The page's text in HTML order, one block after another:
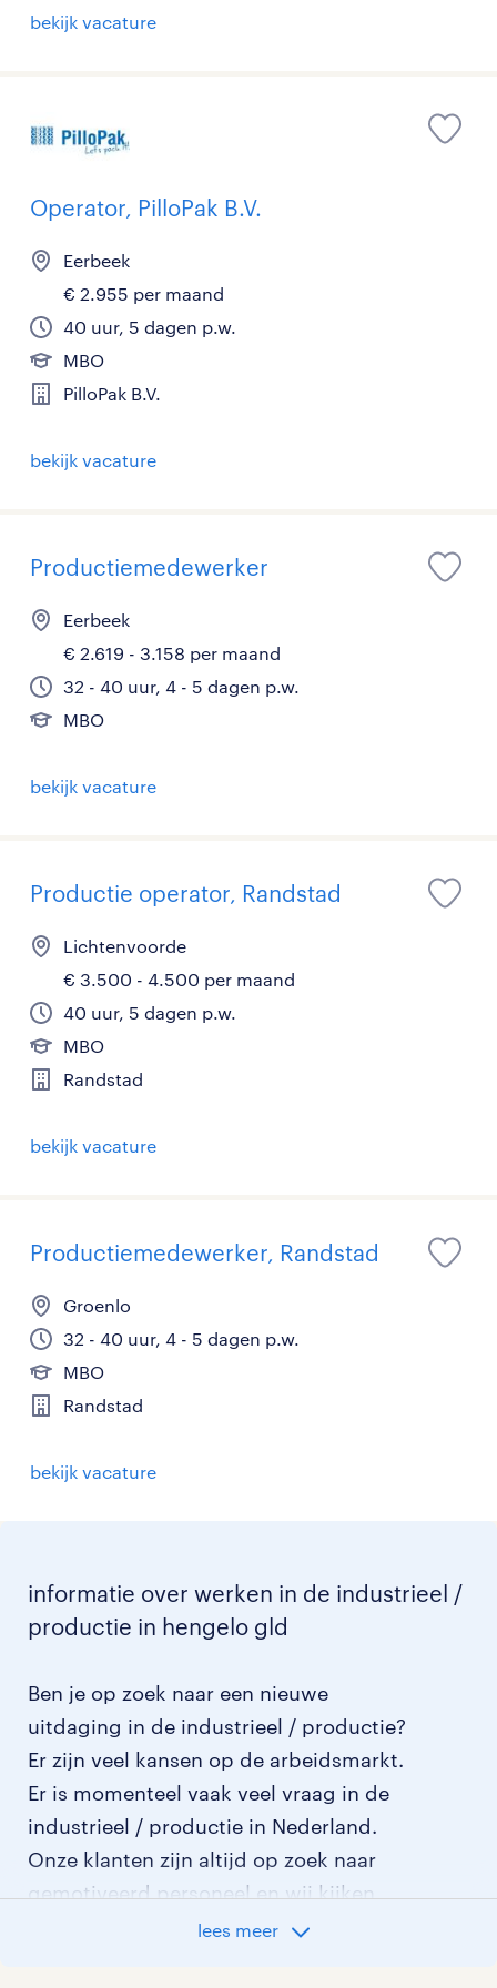
bekijk vacature
Operator, PilloPak B.V.
Eerbeek
€ 2.955 per maand
40 uur, 5 dagen p.w.
MBO
PilloPak B.V.
bekijk vacature
Productiemedewerker
Eerbeek
€ 2.619 - 3.158 per maand
32 - 40 uur, 4 - 5 dagen p.w.
MBO
bekijk vacature
Productie operator, Randstad
Lichtenvoorde
€ 3.500 - 4.500 per maand
40 uur, 5 dagen p.w.
MBO
Randstad
bekijk vacature
Productiemedewerker, Randstad
Groenlo
32 - 40 uur, 4 - 5 dagen p.w.
MBO
Randstad
bekijk vacature
informatie over werken in de industrieel /
productie in hengelo gld
Ben je op zoek naar een nieuwe
uitdaging in de industrieel / productie?
Er zijn veel kansen op de arbeidsmarkt.
Er is momenteel vaak veel vraag in de
industrieel / productie in Nederland.
Onze klanten zijn altijd op zoek naar
gemotiveerd personeel en wij kijken
graag samen met je naar de organisatie
lees meer